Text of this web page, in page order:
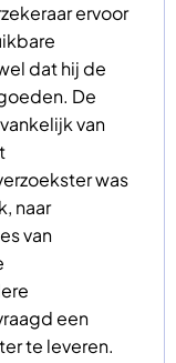
ervoor
dat hij de
De
van
was
naar
van
een
te leveren.